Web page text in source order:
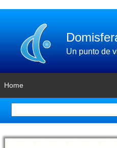
Un punto de
Home